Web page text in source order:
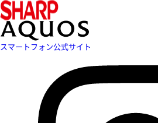
スマートフォン公式サイト